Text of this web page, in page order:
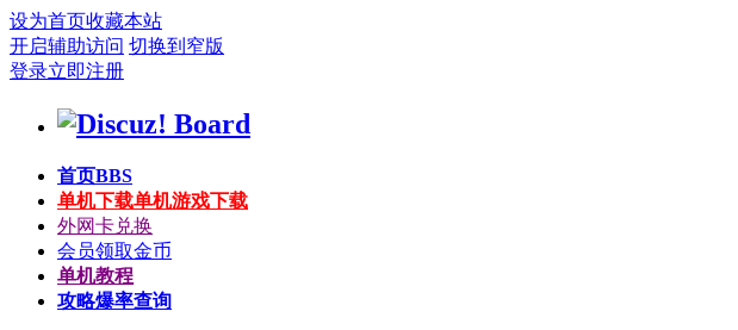
设为首页收藏本站
开启辅助访问 切换到窄版
登录立即注册
首页BBS
单机下载单机游戏下载
外网卡兑换
会员领取金币
单机教程
攻略爆率查询